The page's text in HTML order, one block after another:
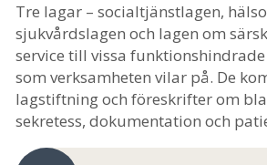
Tre lagar – socialtjänstlagen,
sjukvårdslagen och lagen om
service till vissa
som verksamheten vilar på. De
lagstiftning och föreskrifter om
sekretess, dokumentation och